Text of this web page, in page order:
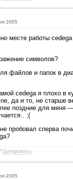
2005
месте работы cedega
символов?
файлов и папок в
cedega я плохо в
да и то, не старше
поздние для меня
;(
пробовал сперва
Цитировать
2005